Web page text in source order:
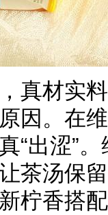
真材实
因。在
“出涩”
茶汤保
柠香搭